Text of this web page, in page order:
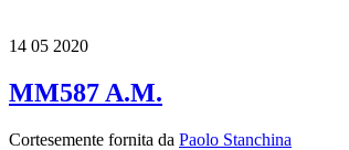
14 05 2020
MM587 A.M.
Cortesemente fornita da Paolo Stanchina